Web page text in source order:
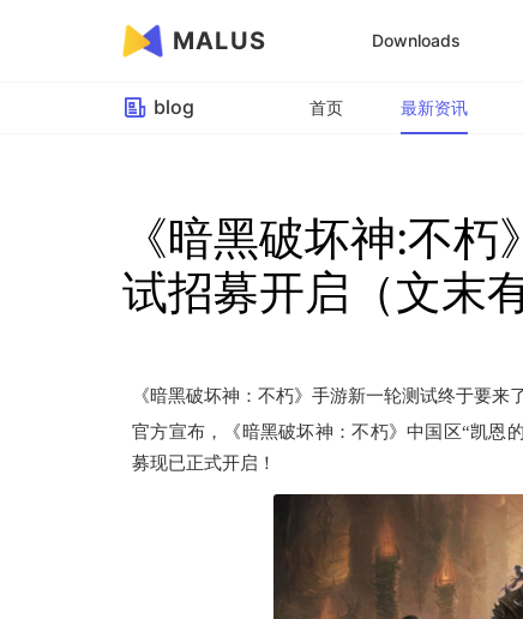
MALUS Downloads
blog 首页 最新资讯
《暗黑破坏神:不
试招募开启（文末
《暗黑破坏神：不朽》手游新一轮测试终于要来
官方宣布，《暗黑破坏神：不朽》中国区“凯恩
募现已正式开启！